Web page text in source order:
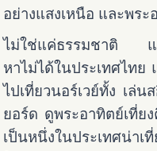
อย่างแสงเหนือ และพระ
ไม่ใช่แค่ธรรมชาติ แ
หาไม่ได้ในประเทศไทย
ไปเที่ยวนอร์เวย์ทั้ง เล่
ยอร์ด ดูพระอาทิตย์เที่ย
เป็นหนึ่งในประเทศน่า